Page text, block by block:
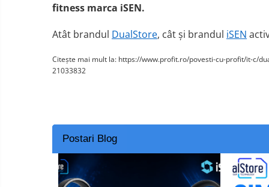
fitness marca iSEN.
Atât brandul DualStore, cât și brandul iSEN
Citește mai mult la: https://www.profit.ro/povesti-cu-profit/it-c/
21033832
Postari Blog